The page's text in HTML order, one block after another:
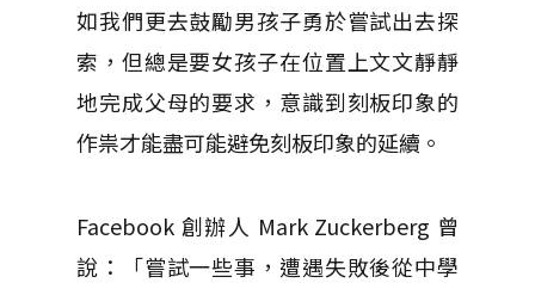
如我們更去鼓勵男孩子勇於嘗試出去探
索，但總是要女孩子在位置上文文靜靜
地完成父母的要求，意識到刻板印象的
作祟才能盡可能避免刻板印象的延續。
Facebook 創辦人 Mark Zuckerberg 曾
說：「嘗試一些事，遭遇失敗後從中學